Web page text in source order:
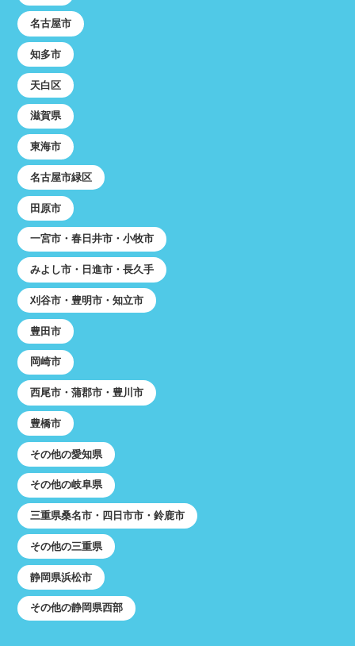
名古屋市
知多市
天白区
滋賀県
東海市
名古屋市緑区
田原市
一宮市・春日井市・小牧市
みよし市・日進市・長久手
刈谷市・豊明市・知立市
豊田市
岡崎市
西尾市・蒲郡市・豊川市
豊橋市
その他の愛知県
その他の岐阜県
三重県桑名市・四日市市・鈴鹿市
その他の三重県
静岡県浜松市
その他の静岡県西部